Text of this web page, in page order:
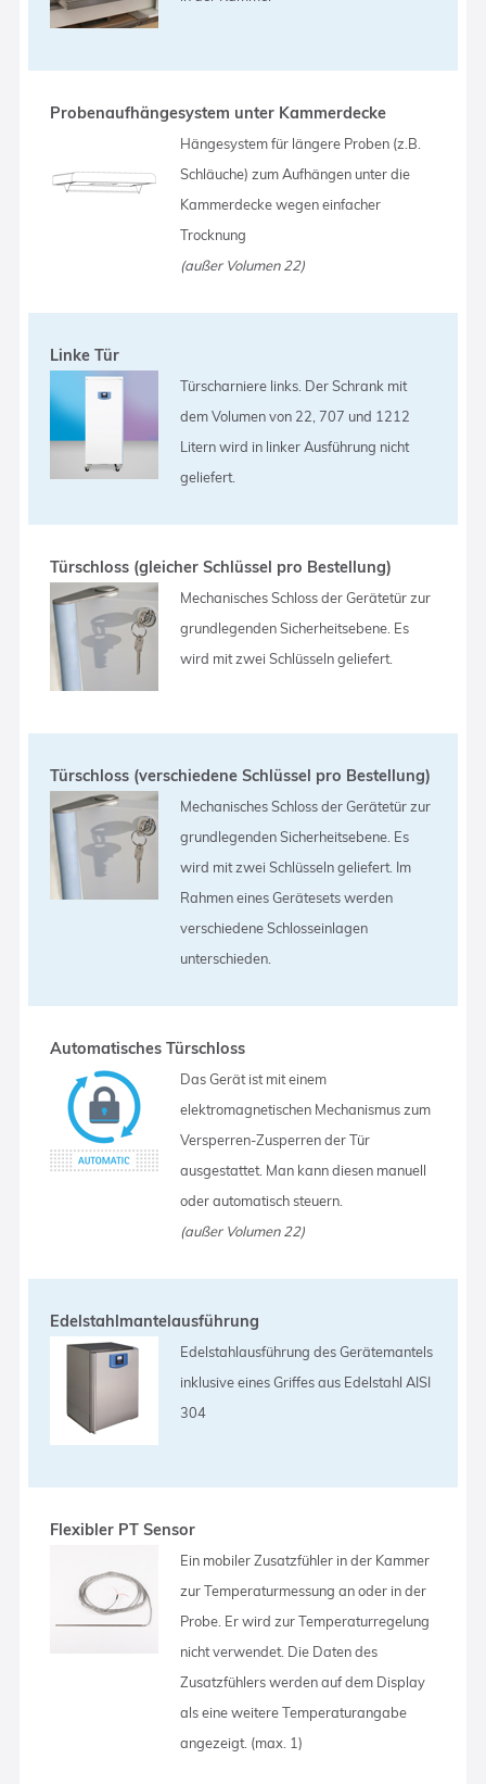
Probenaufhängesystem unter Kammerdecke
Hängesystem für längere Proben (z.B.
Schläuche) zum Aufhängen unter die
Kammerdecke wegen einfacher
Trocknung
(außer Volumen 22)
Linke Tür
Türscharniere links. Der Schrank mit
dem Volumen von 22, 707 und 1212
Litern wird in linker Ausführung nicht
geliefert.
Türschloss (gleicher Schlüssel pro Bestellung)
Mechanisches Schloss der Gerätetür zur
grundlegenden Sicherheitsebene. Es
wird mit zwei Schlüsseln geliefert.
Türschloss (verschiedene Schlüssel pro Bestellung)
Mechanisches Schloss der Gerätetür zur
grundlegenden Sicherheitsebene. Es
wird mit zwei Schlüsseln geliefert. Im
Rahmen eines Gerätesets werden
verschiedene Schlosseinlagen
unterschieden.
Automatisches Türschloss
Das Gerät ist mit einem
elektromagnetischen Mechanismus zum
Versperren-Zusperren der Tür
ausgestattet. Man kann diesen manuell
oder automatisch steuern.
(außer Volumen 22)
Edelstahlmantelausführung
Edelstahlausführung des Gerätemantels
inklusive eines Griffes aus Edelstahl AISI
304
Flexibler PT Sensor
Ein mobiler Zusatzfühler in der Kammer
zur Temperaturmessung an oder in der
Probe. Er wird zur Temperaturregelung
nicht verwendet. Die Daten des
Zusatzfühlers werden auf dem Display
als eine weitere Temperaturangabe
angezeigt. (max. 1)